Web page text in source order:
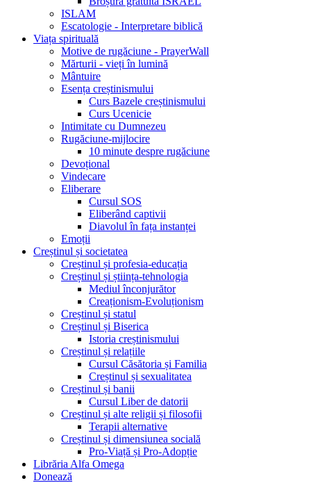
ISLAM
Escatologie - Interpretare biblică
Viața spirituală
Motive de rugăciune - PrayerWall
Mărturii - vieți în lumină
Mântuire
Esența creștinismului
Curs Bazele creștinismului
Curs Ucenicie
Intimitate cu Dumnezeu
Rugăciune-mijlocire
10 minute despre rugăciune
Devoțional
Vindecare
Eliberare
Cursul SOS
Eliberând captivii
Diavolul în fața instanței
Emoții
Creștinul și societatea
Creștinul și profesia-educația
Creștinul și știința-tehnologia
Mediul înconjurător
Creaționism-Evoluționism
Creștinul și statul
Creștinul și Biserica
Istoria creștinismului
Creștinul și relațiile
Cursul Căsătoria și Familia
Creștinul și sexualitatea
Creștinul și banii
Cursul Liber de datorii
Creștinul și alte religii și filosofii
Terapii alternative
Creștinul și dimensiunea socială
Pro-Viață și Pro-Adopție
Librăria Alfa Omega
Donează